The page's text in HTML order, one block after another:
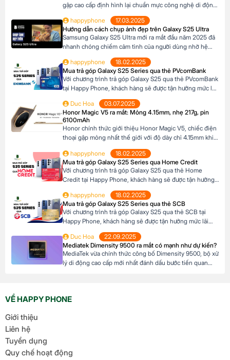
gập cao cấp định hình lại chuẩn mực công nghệ di động.
200MP sắc nét chưa từng có trên dòng Z Fold, sản phẩm
này không chỉ là một thiết bị công nghệ […]
happyphone
17.03.2025
Hướng dẫn cách chụp ảnh đẹp trên Galaxy S25 Ultra
Samsung Galaxy S25 Ultra mới ra mắt đầu năm 2025 đã
nhanh chóng chiếm cảm tình của người dùng nhờ hệ
thống camera đẳng cấp. Với camera chính lên đến
200MP, khả năng zoom xa ấn tượng và các tính năng
thông minh giúp ghi lại những khoảnh khắc đẹp trong
cuộc sống. Sau đây […]
happyphone
18.02.2025
Mua trả góp Galaxy S25 Series qua thẻ PVcomBank
Với chương trình trả góp Galaxy S25 qua thẻ PVcomBank
tại Happy Phone, khách hàng sẽ được tận hưởng mức lãi
suất cực kỳ ưu đãi. Đặc biệt, khách hàng có thể linh hoạt
lựa chọn kỳ hạn trả góp từ 3 đến 12 tháng, phù hợp với
khả năng tài chính của mình. Mục […]
Duc Hoa
03.07.2025
Honor Magic V5 ra mắt: Mỏng 4.15mm, nhẹ 217g, pin
6100mAh
Honor chính thức giới thiệu Honor Magic V5, chiếc điện
thoại gập mỏng nhất thế giới với độ dày chỉ 4.15mm khi
lượng 217g, pin dung lượng lớn 6100mAh và công nghệ
AI tiên tiến, Honor Magic V5 định nghĩa lại chuẩn mực
flagship […]
happyphone
18.02.2025
Mua trả góp Galaxy S25 Series qua Home Credit
Với chương trình trả góp Galaxy S25 qua thẻ Home
Credit tại Happy Phone, khách hàng sẽ được tận hưởng
linh hoạt lựa chọn kỳ hạn trả góp từ 3 đến 12 tháng, phù
hợp với khả năng tài chính của mình. […]
happyphone
18.02.2025
Mua trả góp Galaxy S25 Series qua thẻ SCB
Với chương trình trả góp Galaxy S25 qua thẻ SCB tại
Happy Phone, khách hàng sẽ được tận hưởng mức lãi
lựa chọn kỳ hạn trả góp từ 3 đến 12 tháng, phù hợp với
khả năng tài chính của mình. Mục […]
Duc Hoa
22.09.2025
Mediatek Dimensity 9500 ra mắt có mạnh như dự kiến?
MediaTek vừa chính thức công bố Dimensity 9500, bộ xử
lý di động cao cấp mới nhất đánh dấu bước tiến quan
VỀ HAPPY PHONE
Giới thiệu
Liên hệ
Tuyển dụng
Quy chế hoạt động